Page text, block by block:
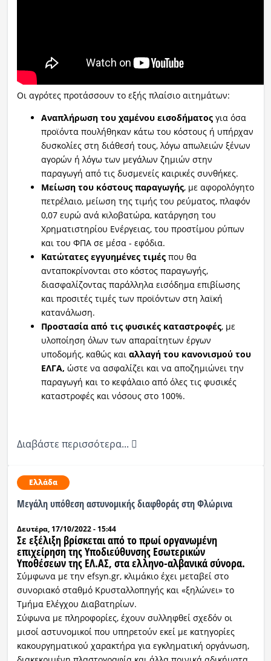
Οι αγρότες προτάσσουν το εξής πλαίσιο αιτημάτων:
Αναπλήρωση του χαμένου εισοδήματοςγια όσα
προϊόντα πουλήθηκαν κάτω του κόστους ή υπήρχαν
δυσκολίες στη διάθεσή τους, λόγω απωλειών ξένων
αγορών ή λόγω των μεγάλων ζημιών στην
παραγωγή από τις δυσμενείς καιρικές συνθήκες.
Μείωση του κόστους παραγωγής, με αφορολόγητο
πετρέλαιο, μείωση της τιμής του ρεύματος, πλαφόν
0,07 ευρώ ανά κιλοβατώρα, κατάργηση του
Χρηματιστηρίου Ενέργειας, του προστίμου ρύπων
και του ΦΠΑ σε μέσα - εφόδια.
Κατώτατες εγγυημένες τιμέςπου θα
ανταποκρίνονται στο κόστος παραγωγής,
διασφαλίζοντας παράλληλα εισόδημα επιβίωσης
και προσιτές τιμές των προϊόντων στη λαϊκή
κατανάλωση.
Προστασία από τις φυσικές καταστροφές, με
υλοποίηση όλων των απαραίτητων έργων
υποδομής, καθώς και αλλαγή του κανονισμού του
ΕΛΓΑ, ώστε να ασφαλίζει και να αποζημιώνει την
παραγωγή και το κεφάλαιο από όλες τις φυσικές
καταστροφές και νόσους στο 100%.
Διαβάστε περισσότερα...
Ελλάδα
Μεγάλη υπόθεση αστυνομικής διαφθοράς στη Φλώρινα
Δευτέρα, 17/10/2022 - 15:44
Σε εξέλιξη βρίσκεται από το πρωί οργανωμένη
επιχείρηση της Υποδιεύθυνσης Εσωτερικών
Υποθέσεων της ΕΛ.ΑΣ, στα ελληνο-αλβανικά σύνορα.
Σύμφωνα με την efsyn.gr, κλιμάκιο έχει μεταβεί στο
συνοριακό σταθμό Κρυσταλλοπηγής και «ξηλώνει» το
Τμήμα Ελέγχου Διαβατηρίων.
Σύφωνα με πληροφορίες, έχουν συλληφθεί σχεδόν οι
μισοί αστυνομικοί που υπηρετούν εκεί με κατηγορίες
κακουργηματικού χαρακτήρα για εγκληματική οργάνωση,